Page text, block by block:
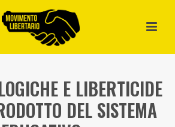
E LIBERTICIDE
DEL SISTEMA